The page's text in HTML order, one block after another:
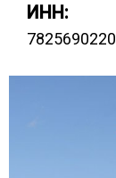
ИНН:
7825690220